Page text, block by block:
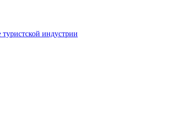
индустрии